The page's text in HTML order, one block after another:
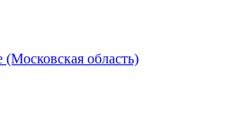
область)